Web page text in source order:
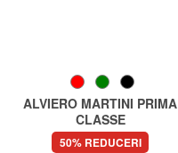
ALVIERO MARTINI PRIMA
CLASSE
WINDY CITY Portofel mic cu
50% REDUCERI